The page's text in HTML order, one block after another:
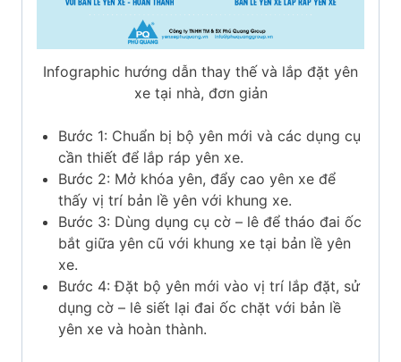
Infographic hướng dẫn thay thế và lắp đặt yên
xe tại nhà, đơn giản
Bước 1: Chuẩn bị bộ yên mới và các dụng cụ
cần thiết để lắp ráp yên xe.
Bước 2: Mở khóa yên, đẩy cao yên xe để
thấy vị trí bản lề yên với khung xe.
Bước 3: Dùng dụng cụ cờ – lê để tháo đai ốc
bắt giữa yên cũ với khung xe tại bản lề yên
xe.
Bước 4: Đặt bộ yên mới vào vị trí lắp đặt, sử
dụng cờ – lê siết lại đai ốc chặt với bản lề
yên xe và hoàn thành.